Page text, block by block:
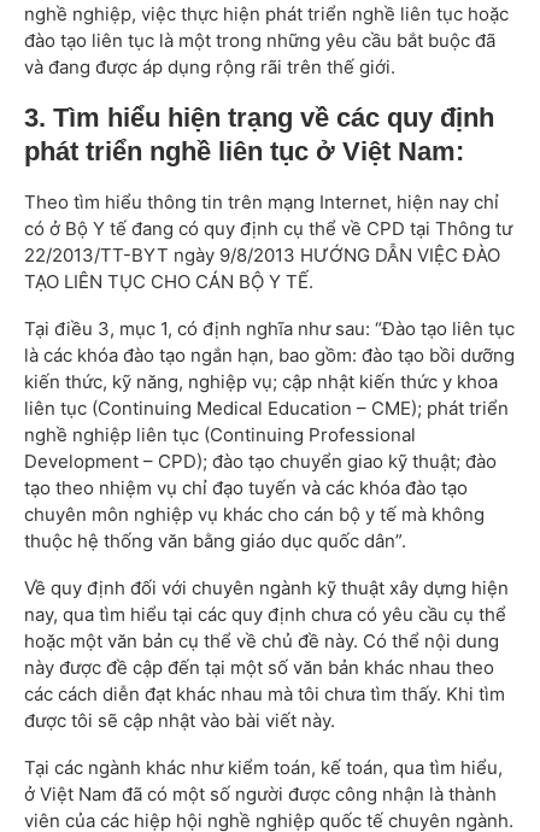
nghề nghiệp, việc thực hiện phát triển nghề liên tục hoặc
đào tạo liên tục là một trong những yêu cầu bắt buộc đã
và đang được áp dụng rộng rãi trên thế giới.
3. Tìm hiểu hiện trạng về các quy định
phát triển nghề liên tục ở Việt Nam:
Theo tìm hiểu thông tin trên mạng Internet, hiện nay chỉ
có ở Bộ Y tế đang có quy định cụ thể về CPD tại Thông tư
22/2013/TT-BYT ngày 9/8/2013 HƯỚNG DẪN VIỆC ĐÀO
TẠO LIÊN TỤC CHO CÁN BỘ Y TẾ.
Tại điều 3, mục 1, có định nghĩa như sau: “Đào tạo liên tục
là các khóa đào tạo ngắn hạn, bao gồm: đào tạo bồi dưỡng
kiến thức, kỹ năng, nghiệp vụ; cập nhật kiến thức y khoa
liên tục (Continuing Medical Education – CME); phát triển
nghề nghiệp liên tục (Continuing Professional
Development – CPD); đào tạo chuyển giao kỹ thuật; đào
tạo theo nhiệm vụ chỉ đạo tuyến và các khóa đào tạo
chuyên môn nghiệp vụ khác cho cán bộ y tế mà không
thuộc hệ thống văn bằng giáo dục quốc dân”.
Về quy định đối với chuyên ngành kỹ thuật xây dựng hiện
nay, qua tìm hiểu tại các quy định chưa có yêu cầu cụ thể
hoặc một văn bản cụ thể về chủ đề này. Có thể nội dung
này được đề cập đến tại một số văn bản khác nhau theo
các cách diễn đạt khác nhau mà tôi chưa tìm thấy. Khi tìm
được tôi sẽ cập nhật vào bài viết này.
Tại các ngành khác như kiểm toán, kế toán, qua tìm hiểu,
ở Việt Nam đã có một số người được công nhận là thành
viên của các hiệp hội nghề nghiệp quốc tế chuyên ngành.